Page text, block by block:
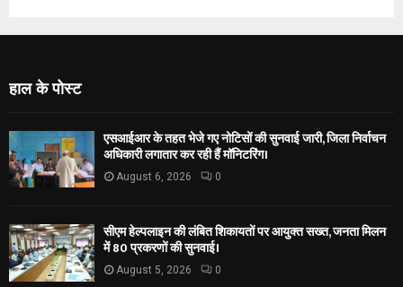
हाल के पोस्ट
एसआईआर के तहत भेजे गए नोटिसों की सुनवाई जारी, जिला निर्वाचन
अधिकारी लगातार कर रही हैं मॉनिटरिंग।
August 6, 2026 0
सीएम हेल्पलाइन की लंबित शिकायतों पर आयुक्त सख्त, जनता मिलन
में 80 प्रकरणों की सुनवाई।
August 5, 2026 0